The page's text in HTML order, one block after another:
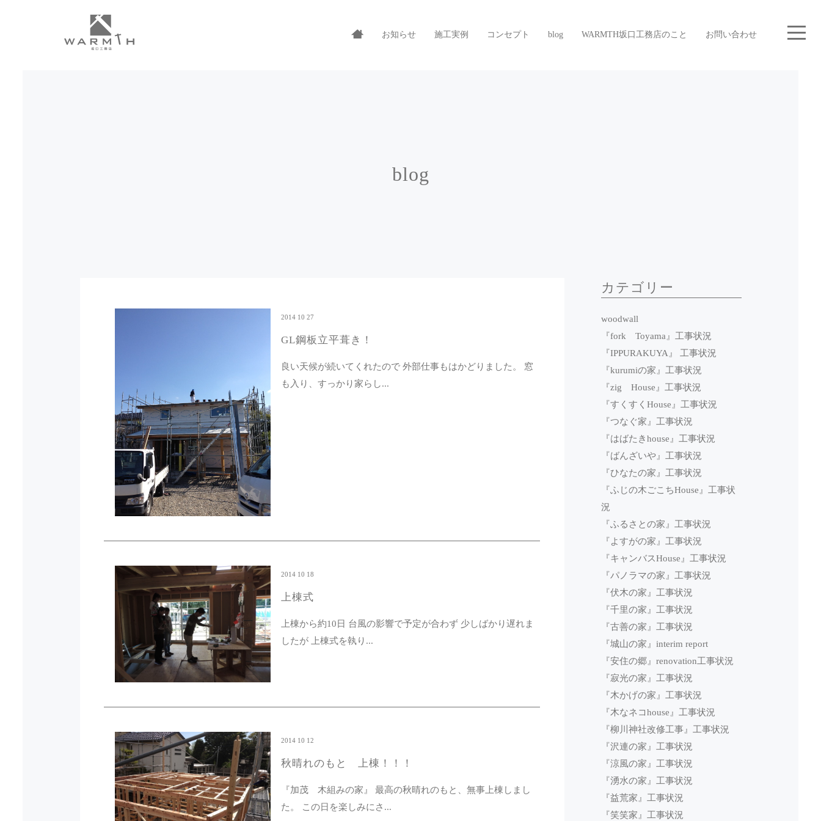
お知らせ 施工実例 コンセプト blog WARMTH坂口工務店のこと お問い合わせ
blog
2014 10 27
GL鋼板立平葺き！
良い天候が続いてくれたので 外部仕事もはかどりました。 窓
も入り、すっかり家らし...
2014 10 18
上棟式
上棟から約10日 台風の影響で予定が合わず 少しばかり遅れま
したが 上棟式を執り...
2014 10 12
秋晴れのもと 上棟！！！
『加茂 木組みの家』 最高の秋晴れのもと、無事上棟しまし
た。 この日を楽しみにさ...
カテゴリー
woodwall
『fork Toyama』工事状況
『IPPURAKUYA』 工事状況
『kurumiの家』工事状況
『zig House』工事状況
『すくすくHouse』工事状況
『つなぐ家』工事状況
『はばたきhouse』工事状況
『ばんざいや』工事状況
『ひなたの家』工事状況
『ふじの木ごこちHouse』工事状
況
『ふるさとの家』工事状況
『よすがの家』工事状況
『キャンバスHouse』工事状況
『パノラマの家』工事状況
『伏木の家』工事状況
『千里の家』工事状況
『古善の家』工事状況
『城山の家』interim report
『安住の郷』renovation工事状況
『寂光の家』工事状況
『木かげの家』工事状況
『木なネコhouse』工事状況
『柳川神社改修工事』工事状況
『沢連の家』工事状況
『涼風の家』工事状況
『湧水の家』工事状況
『益荒家』工事状況
『笑笑家』工事状況